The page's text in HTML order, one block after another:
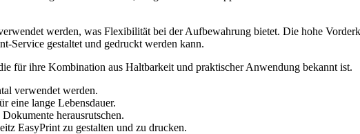
werden, was Flexibilität bei der Aufbewahrung bietet. Die hohe
Service gestaltet und gedruckt werden kann.
für ihre Kombination aus Haltbarkeit und praktischer Anwendung bekannt ist.
verwendet werden.
eine lange Lebensdauer.
herausrutschen.
EasyPrint zu gestalten und zu drucken.